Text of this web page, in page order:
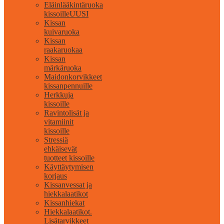
Eläinlääkintäruoka
kissoilleUUSI
Kissan
kuivaruoka
Kissan
raakaruokaa
Kissan
märkäruoka
Maidonkorvikkeet
kissanpennuille
Herkkuja
kissoille
Ravintolisät ja
vitamiinit
kissoille
Stressiä
ehkäisevät
tuotteet kissoille
Käyttäytymisen
korjaus
Kissanvessat ja
hiekkalaatikot
Kissanhiekat
Hiekkalaatikot.
Lisätarvikkeet